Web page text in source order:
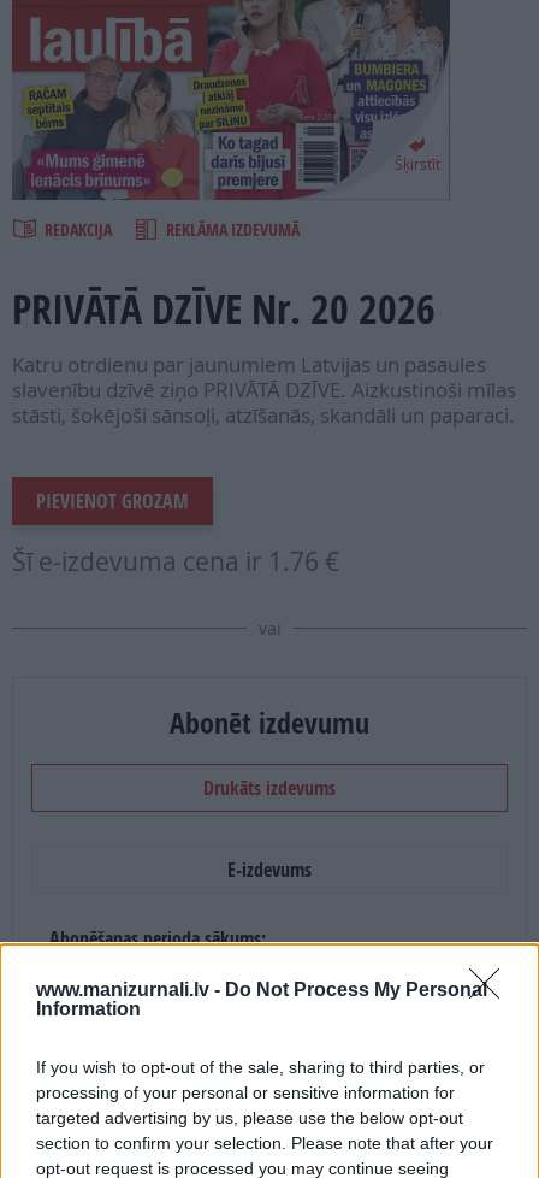
www.manizurnali.lv - Do Not Process My Personal
Information
If you wish to opt-out of the sale, sharing to third parties, or
processing of your personal or sensitive information for
targeted advertising by us, please use the below opt-out
section to confirm your selection. Please note that after your
opt-out request is processed you may continue seeing
SEARCH
Šķirstīt
REDAKCIJA REKLĀMA IZDEVUMĀ
PRIVĀTĀ DZĪVE Nr. 20 2026
Katru otrdienu par jaunumiem Latvijas un pasaules
slavenību dzīvē ziņo PRIVĀTĀ DZĪVE. Aizkustinoši mīlas
stāsti, šokējoši sānsoļi, atzīšanās, skandāli un paparaci.
PIEVIENOT GROZAM
Šī e-izdevuma cena ir 1.76 €
vai
Abonēt izdevumu
Drukāts izdevums
E-izdevums
Abonēšanas perioda sākums:
2026. gada septembris
4 mēneši /36.00 Eur
17 izdevumi / 2.12 Eur par izdevumu *